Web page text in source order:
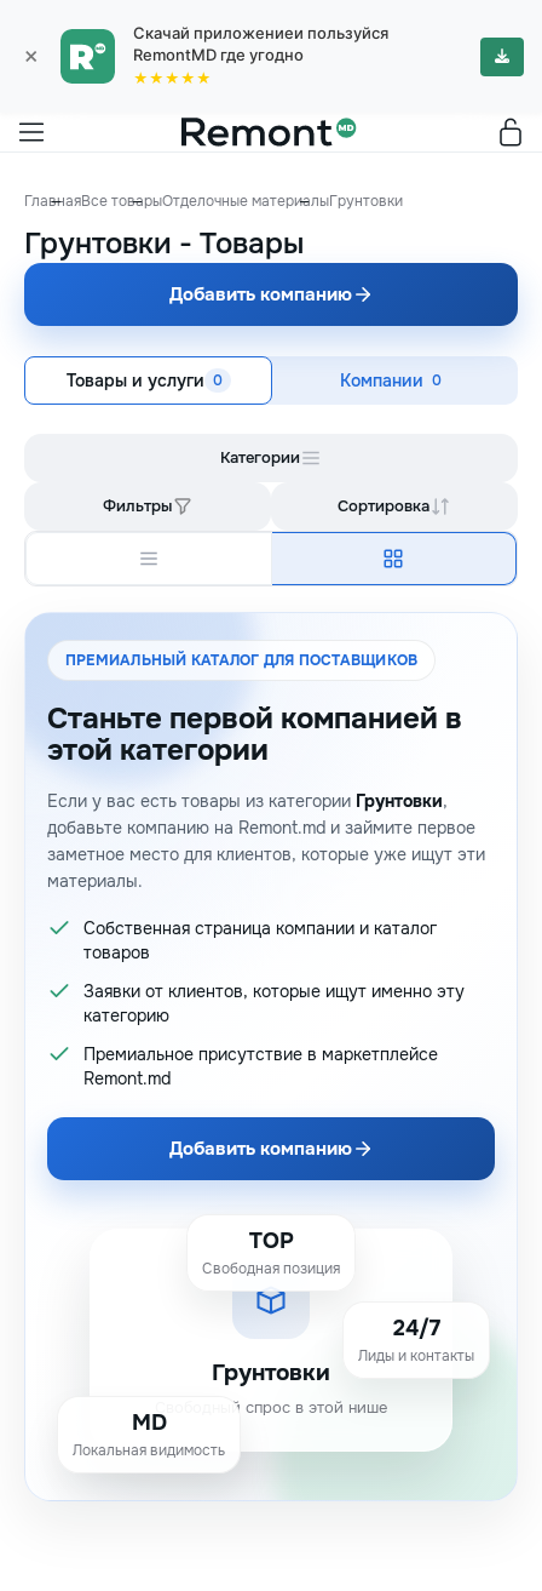
×
Скачай приложениеи пользуйся
RemontMD где угодно
★★★★★
ГлавнаяВсе товарыОтделочные материалыГрунтовки
Грунтовки - Товары
Добавить компанию
Товары и услуги 0 Компании 0
Категории
Фильтры Сортировка
ПРЕМИАЛЬНЫЙ КАТАЛОГ ДЛЯ ПОСТАВЩИКОВ
Станьте первой компанией в
этой категории
Если у вас есть товары из категории Грунтовки,
добавьте компанию на Remont.md и займите первое
заметное место для клиентов, которые уже ищут эти
материалы.
Собственная страница компании и каталог
товаров
Заявки от клиентов, которые ищут именно эту
категорию
Премиальное присутствие в маркетплейсе
Remont.md
Добавить компанию
Грунтовки
Свободный спрос в этой нише
TOP
Свободная позиция
24/7
Лиды и контакты
MD
Локальная видимость